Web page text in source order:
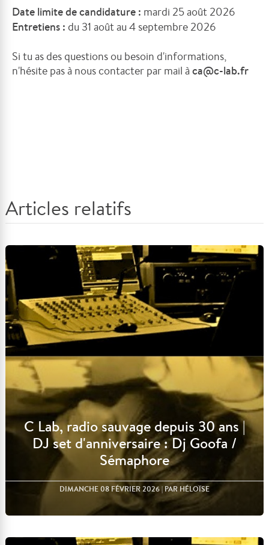
Date limite de candidature : mardi 25 août 2026
Entretiens : du 31 août au 4 septembre 2026
Si tu as des questions ou besoin d'informations,
n'hésite pas à nous contacter par mail àca@c-lab.fr
Articles relatifs
C Lab, radio sauvage depuis 30 ans |
DJ set d'anniversaire : Dj Goofa /
Sémaphore
DIMANCHE 08 FÉVRIER 2026| PAR HÉLOÏSE